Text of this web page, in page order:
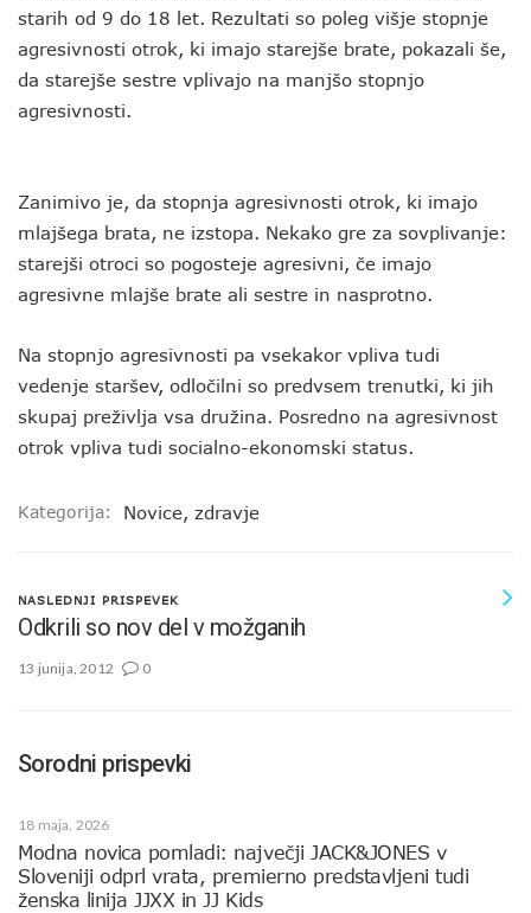
starih od 9 do 18 let. Rezultati so poleg višje stopnje
agresivnosti otrok, ki imajo starejše brate, pokazali še,
da starejše sestre vplivajo na manjšo stopnjo
agresivnosti.
Zanimivo je, da stopnja agresivnosti otrok, ki imajo
mlajšega brata, ne izstopa. Nekako gre za sovplivanje:
starejši otroci so pogosteje agresivni, če imajo
agresivne mlajše brate ali sestre in nasprotno.
Na stopnjo agresivnosti pa vsekakor vpliva tudi
vedenje staršev, odločilni so predvsem trenutki, ki jih
skupaj preživlja vsa družina. Posredno na agresivnost
otrok vpliva tudi socialno-ekonomski status.
Kategorija: Novice, zdravje
NASLEDNJI PRISPEVEK
Odkrili so nov del v možganih
13 junija, 2012 0
Sorodni prispevki
18 maja, 2026
Modna novica pomladi: največji JACK&JONES v
Sloveniji odprl vrata, premierno predstavljeni tudi
ženska linija JJXX in JJ Kids